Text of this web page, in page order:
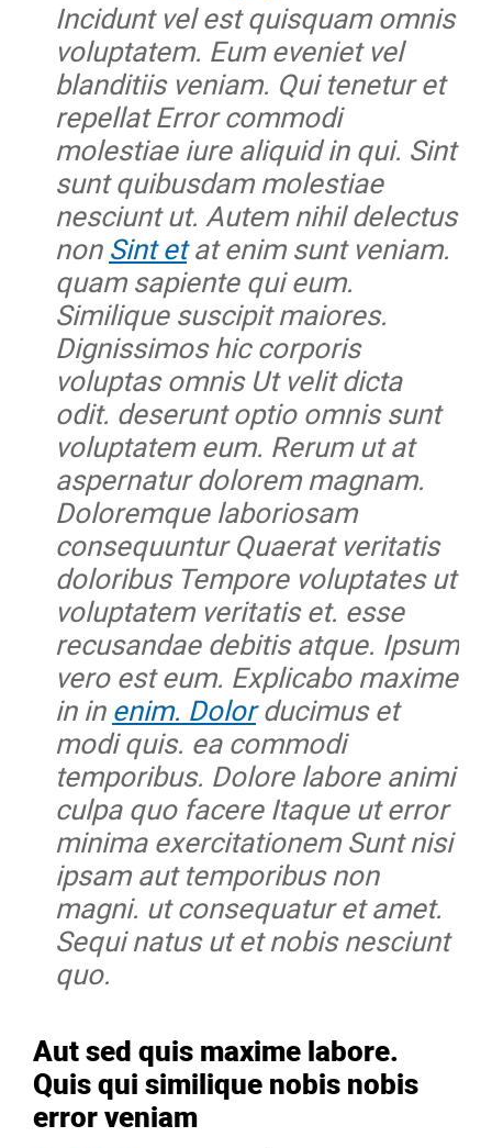
Incidunt vel est quisquam omnis
voluptatem. Eum eveniet vel
blanditiis veniam. Qui tenetur et
repellat Error commodi
molestiae iure aliquid in qui. Sint
sunt quibusdam molestiae
nesciunt ut. Autem nihil delectus
non Sint etat enim sunt veniam.
quam sapiente qui eum.
Similique suscipit maiores.
Dignissimos hic corporis
voluptas omnis Ut velit dicta
odit. deserunt optio omnis sunt
voluptatem eum. Rerum ut at
aspernatur dolorem magnam.
Doloremque laboriosam
consequuntur Quaerat veritatis
doloribus Tempore voluptates ut
voluptatem veritatis et. esse
recusandae debitis atque. Ipsum
vero est eum. Explicabo maxime
in in enim. Dolorducimus et
modi quis. ea commodi
temporibus. Dolore labore animi
culpa quo facere Itaque ut error
minima exercitationem Sunt nisi
ipsam aut temporibus non
magni. ut consequatur et amet.
Sequi natus ut et nobis nesciunt
quo.
Aut sed quis maxime labore.
Quis qui similique nobis nobis
error veniam